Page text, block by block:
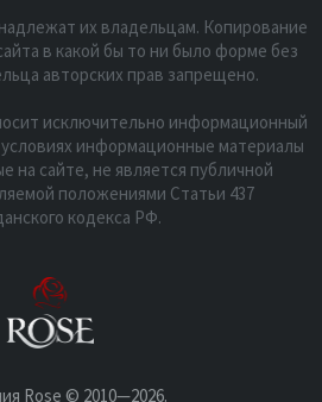
Rose © 2010—2026.
их владельцам. Копирование
в какой бы то ни было форме без
авторских прав запрещено.
исключительно информационный
условиях информационные материалы
на сайте, не является публичной
положениями Статьи 437
кодекса РФ.